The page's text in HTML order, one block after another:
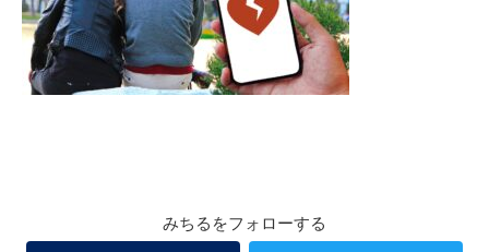
みちるをフォローする